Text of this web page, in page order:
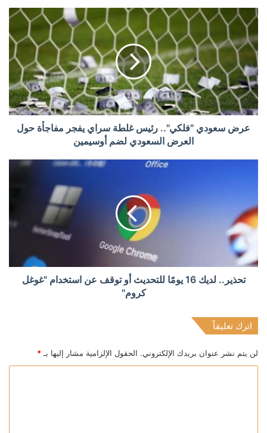
عرض سعودي "فلكي".. رئيس غلطة سراي يفجر مفاجأة حول
العرض السعودي لضم أوسيمين
تحذير.. لديك 16 يومًا للتحديث أو توقف عن استخدام "غوغل
كروم"
اترك تعليقاً
لن يتم نشر عنوان بريدك الإلكتروني. الحقول الإلزامية مشار إليها بـ *